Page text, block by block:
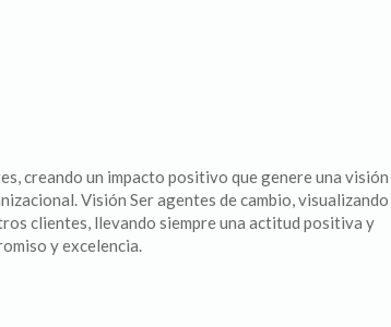
creando un impacto positivo que genere una visión
Visión Ser agentes de cambio, visualizando
clientes, llevando siempre una actitud positiva y
y excelencia.